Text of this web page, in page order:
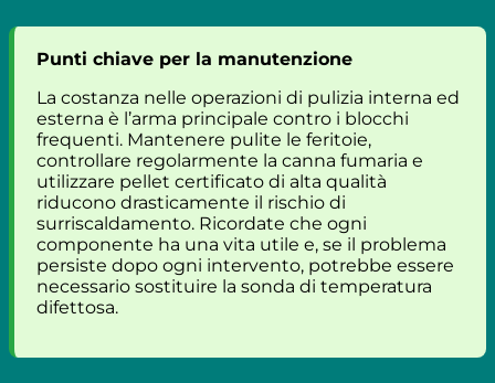
Punti chiave per la manutenzione
La costanza nelle operazioni di pulizia interna ed
esterna è l’arma principale contro i blocchi
frequenti. Mantenere pulite le feritoie,
controllare regolarmente la canna fumaria e
utilizzare pellet certificato di alta qualità
riducono drasticamente il rischio di
surriscaldamento. Ricordate che ogni
componente ha una vita utile e, se il problema
persiste dopo ogni intervento, potrebbe essere
necessario sostituire la sonda di temperatura
difettosa.